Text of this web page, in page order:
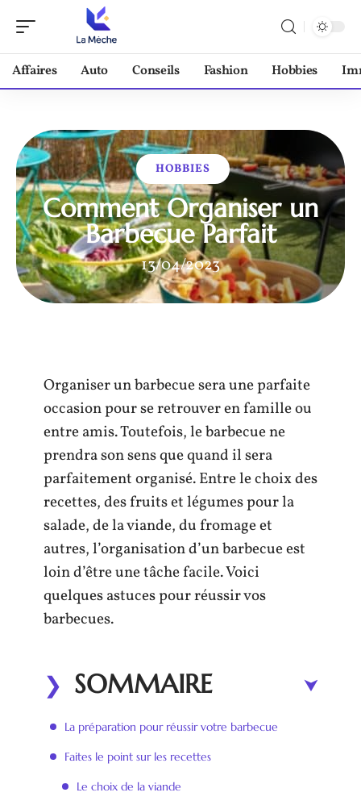
Affaires Auto Conseils Fashion Hobbies
HOBBIES
Comment Organiser un
Barbecue Parfait
13/04/2023
Organiser un barbecue sera une parfaite
occasion pour se retrouver en famille ou
entre amis. Toutefois, le barbecue ne
prendra son sens que quand il sera
parfaitement organisé. Entre le choix des
recettes, des fruits et légumes pour la
salade, de la viande, du fromage et
autres, l’organisation d’un barbecue est
loin d’être une tâche facile. Voici
quelques astuces pour réussir vos
barbecues.
SOMMAIRE
La préparation pour réussir votre barbecue
Faites le point sur les recettes
Le choix de la viande